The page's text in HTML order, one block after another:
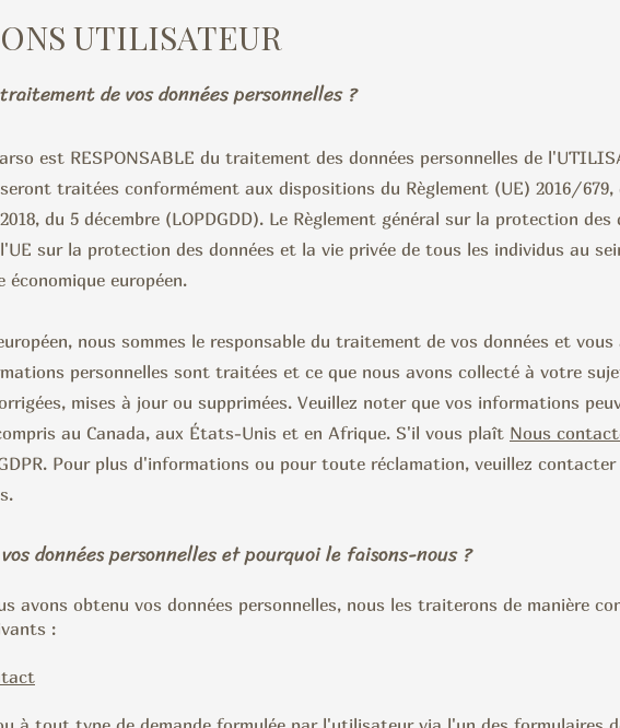
UTILISATEUR
de vos données personnelles ?
est RESPONSABLE du traitement des données personnelles de
traitées conformément aux dispositions du Règlement (UE) 2016/679,
du 5 décembre (LOPDGDD). Le Règlement général sur la protection des
sur la protection des données et la vie privée de tous les individus au
économique européen.
nous sommes le responsable du traitement de vos données et
personnelles sont traitées et ce que nous avons collecté à votre
mises à jour ou supprimées. Veuillez noter que vos informations
au Canada, aux États-Unis et en Afrique. S'il vous plaît Nous
Pour plus d'informations ou pour toute réclamation, veuillez
données personnelles et pourquoi le faisons-nous ?
avons obtenu vos données personnelles, nous les traiterons de manière
: